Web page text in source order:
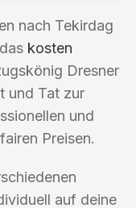
nach Tekirdag
kosten
Dresner
und Tat zur
und
Preisen.
auf deine